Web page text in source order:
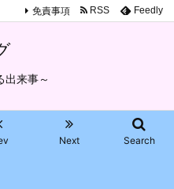
出来事～
Next Search
免責事項 RSS Feedly